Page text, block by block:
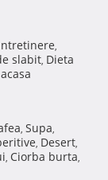
,
slabit, Dieta
, Supa,
, Desert,
, Ciorba burta,